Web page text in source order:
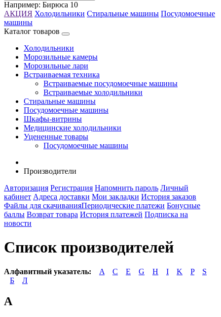
Например: Бирюса 10
АКЦИЯ Холодильники Стиральные машины Посудомоечные
машины
Каталог товаров
Холодильники
Морозильные камеры
Морозильные лари
Встраиваемая техника
Встраиваемые посудомоечные машины
Встраиваемые холодильники
Стиральные машины
Посудомоечные машины
Шкафы-витрины
Медицинские холодильники
Уцененные товары
Посудомоечные машины
Производители
Авторизация Регистрация Напомнить пароль Личный
кабинет Адреса доставки Мои закладки История заказов
Файлы для скачиванияПериодические платежи Бонусные
баллы Возврат товара История платежей Подписка на
новости
Список производителей
Алфавитный указатель: A C E G H I K P
S
Б
Л
A